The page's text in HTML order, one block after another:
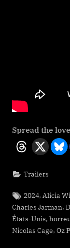
Spread the love
Trailers
Tags:
2024, Alicia
Charles Jarman,
États-Unis,
Nicolas Cage, Oz